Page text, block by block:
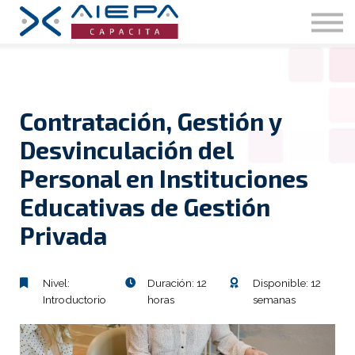
Nosotros
Blog
Contratación, Gestión y
Desvinculación del
Personal en Instituciones
Educativas de Gestión
Privada
Nivel:
Introductorio
Duración: 12
horas
Disponible: 12
semanas